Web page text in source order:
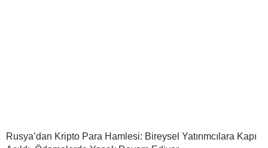
Rusya’dan Kripto Para Hamlesi: Bireysel Yatırımcılara Kapı